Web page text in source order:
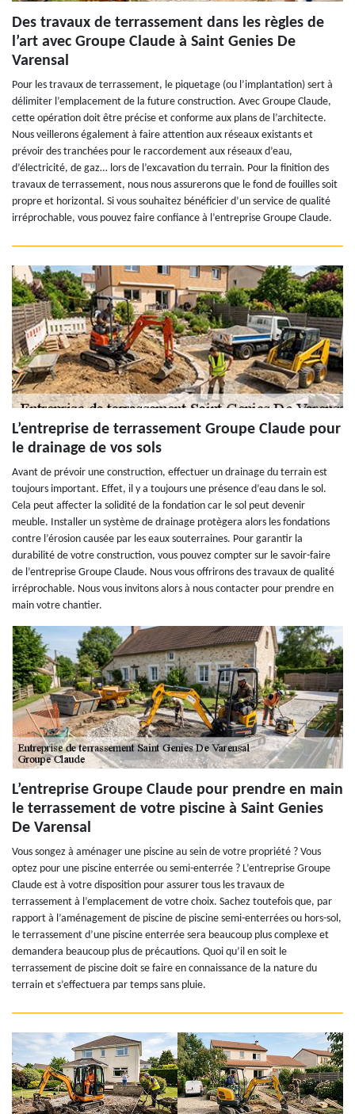
Des travaux de terrassement dans les règles de
l’art avec Groupe Claude à Saint Genies De
Varensal
Pour les travaux de terrassement, le piquetage (ou l’implantation) sert à
délimiter l’emplacement de la future construction. Avec Groupe Claude,
cette opération doit être précise et conforme aux plans de l’architecte.
Nous veillerons également à faire attention aux réseaux existants et
prévoir des tranchées pour le raccordement aux réseaux d’eau,
d’électricité, de gaz… lors de l’excavation du terrain. Pour la finition des
travaux de terrassement, nous nous assurerons que le fond de fouilles soit
propre et horizontal. Si vous souhaitez bénéficier d’un service de qualité
irréprochable, vous pouvez faire confiance à l’entreprise Groupe Claude.
L’entreprise de terrassement Groupe Claude pour
le drainage de vos sols
Avant de prévoir une construction, effectuer un drainage du terrain est
toujours important. Effet, il y a toujours une présence d’eau dans le sol.
Cela peut affecter la solidité de la fondation car le sol peut devenir
meuble. Installer un système de drainage protègera alors les fondations
contre l’érosion causée par les eaux souterraines. Pour garantir la
durabilité de votre construction, vous pouvez compter sur le savoir-faire
de l’entreprise Groupe Claude. Nous vous offrirons des travaux de qualité
irréprochable. Nous vous invitons alors à nous contacter pour prendre en
main votre chantier.
L’entreprise Groupe Claude pour prendre en main
le terrassement de votre piscine à Saint Genies
De Varensal
Vous songez à aménager une piscine au sein de votre propriété ? Vous
optez pour une piscine enterrée ou semi-enterrée ? L’entreprise Groupe
Claude est à votre disposition pour assurer tous les travaux de
terrassement à l’emplacement de votre choix. Sachez toutefois que, par
rapport à l’aménagement de piscine de piscine semi-enterrées ou hors-sol,
le terrassement d’une piscine enterrée sera beaucoup plus complexe et
demandera beaucoup plus de précautions. Quoi qu’il en soit le
terrassement de piscine doit se faire en connaissance de la nature du
terrain et s’effectuera par temps sans pluie.